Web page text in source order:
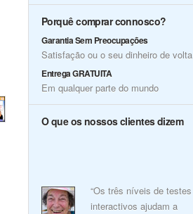
Porquê comprar connosco?
Garantia Sem Preocupações
Satisfação ou o seu dinheiro de volta
Entrega GRATUITA
Em qualquer parte do mundo
O que os nossos clientes dizem
“Os três níveis de testes
interactivos ajudam a